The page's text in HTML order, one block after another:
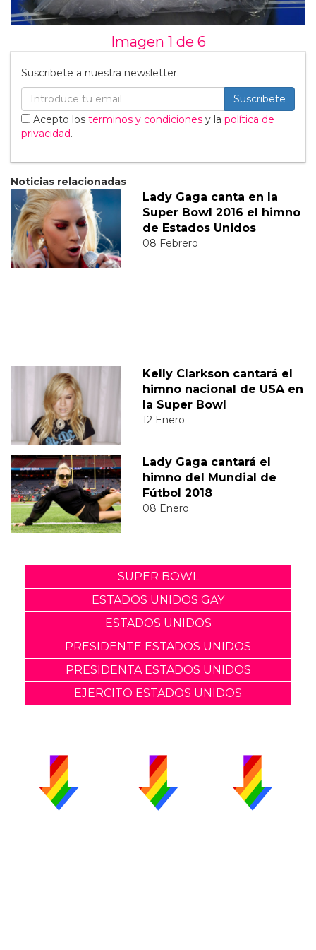
Imagen 1 de 6
Suscribete a nuestra newsletter:
Suscribete
Acepto los terminos y condiciones y la política de
privacidad.
Noticias relacionadas
Lady Gaga canta en la
Super Bowl 2016 el himno
de Estados Unidos
08 Febrero
Kelly Clarkson cantará el
himno nacional de USA en
la Super Bowl
12 Enero
Lady Gaga cantará el
himno del Mundial de
Fútbol 2018
08 Enero
SUPER BOWL
ESTADOS UNIDOS GAY
ESTADOS UNIDOS
PRESIDENTE ESTADOS UNIDOS
PRESIDENTA ESTADOS UNIDOS
EJERCITO ESTADOS UNIDOS